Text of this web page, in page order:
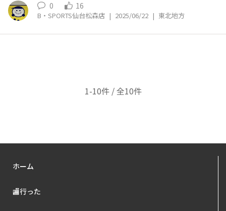
0 16
B・SPORTS仙台松森店 | 2025/06/22 | 東北地方
1-10件 / 全10件
ホーム
🏬行った